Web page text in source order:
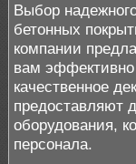
Выбор
бетонных
компании
вам
качественное
предоставляют
оборудования,
персонала.